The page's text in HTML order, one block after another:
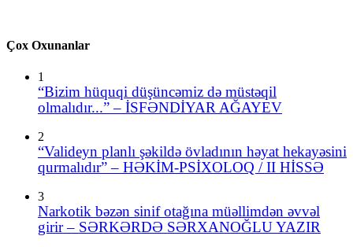
Çox Oxunanlar
1
“Bizim hüquqi düşüncəmiz də müstəqil
olmalıdır...” – İSFƏNDİYAR AĞAYEV
2
“Valideyn planlı şəkildə övladının həyat hekayəsini
qurmalıdır” – HƏKİM-PSİXOLOQ / II HİSSƏ
3
Narkotik bəzən sinif otağına müəllimdən əvvəl
girir – SƏRKƏRDƏ SƏRXANOĞLU YAZIR